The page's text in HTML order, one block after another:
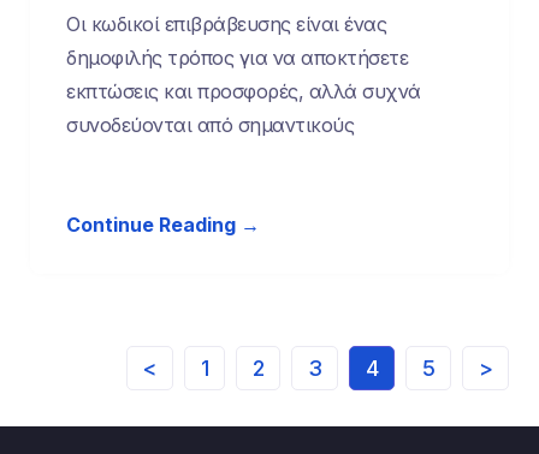
Οι κωδικοί επιβράβευσης είναι ένας
δημοφιλής τρόπος για να αποκτήσετε
εκπτώσεις και προσφορές, αλλά συχνά
συνοδεύονται από σημαντικούς
Continue Reading →
< 1 2 3 4 5 >